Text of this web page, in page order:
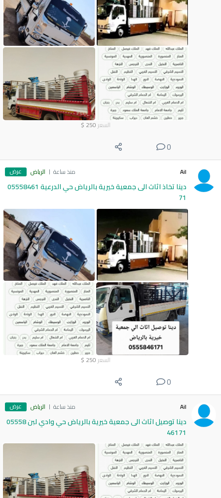
السعر 250
$
0
Ail منذ ساعة الرياض عرض
دينا تخاذ اثاث الى جمعية خيرية بالرياض حي الدرعية 05558461
71
السعر 250
$
0
Ail منذ ساعة الرياض عرض
دينا توصيل اثاث الى جمعية خيرية بالرياض حي وادي لبن 05558
46171